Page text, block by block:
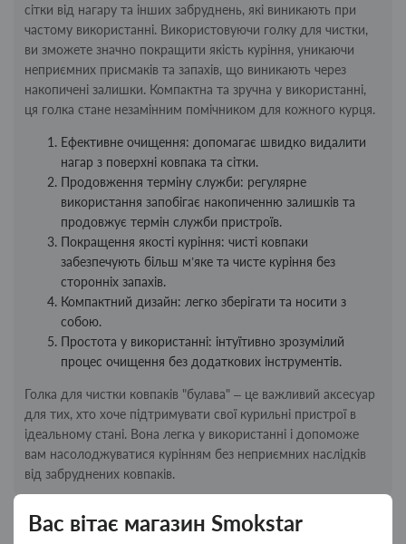
Вас вітає магазин Smokstar
сітки від нагару та інших забруднень, які виникають при
частому використанні. Використовуючи голку для чистки,
ви зможете значно покращити якість куріння, уникаючи
неприємних присмаків та запахів, що виникають через
накопичені залишки. Компактна та зручна у використанні,
ця голка стане незамінним помічником для кожного курця.
Ефективне очищення: допомагає швидко видалити
нагар з поверхні ковпака та сітки.
Продовження терміну служби: регулярне
використання запобігає накопиченню залишків та
продовжує термін служби пристроїв.
Покращення якості куріння: чисті ковпаки
забезпечують більш м’яке та чисте куріння без
сторонніх запахів.
Компактний дизайн: легко зберігати та носити з
собою.
Простота у використанні: інтуїтивно зрозумілий
процес очищення без додаткових інструментів.
Голка для чистки ковпаків "булава" – це важливий аксесуар
для тих, хто хоче підтримувати свої курильні пристрої в
ідеальному стані. Вона легка у використанні і допоможе
вам насолоджуватися курінням без неприємних наслідків
від забруднених ковпаків.
Новинки Топ продажу